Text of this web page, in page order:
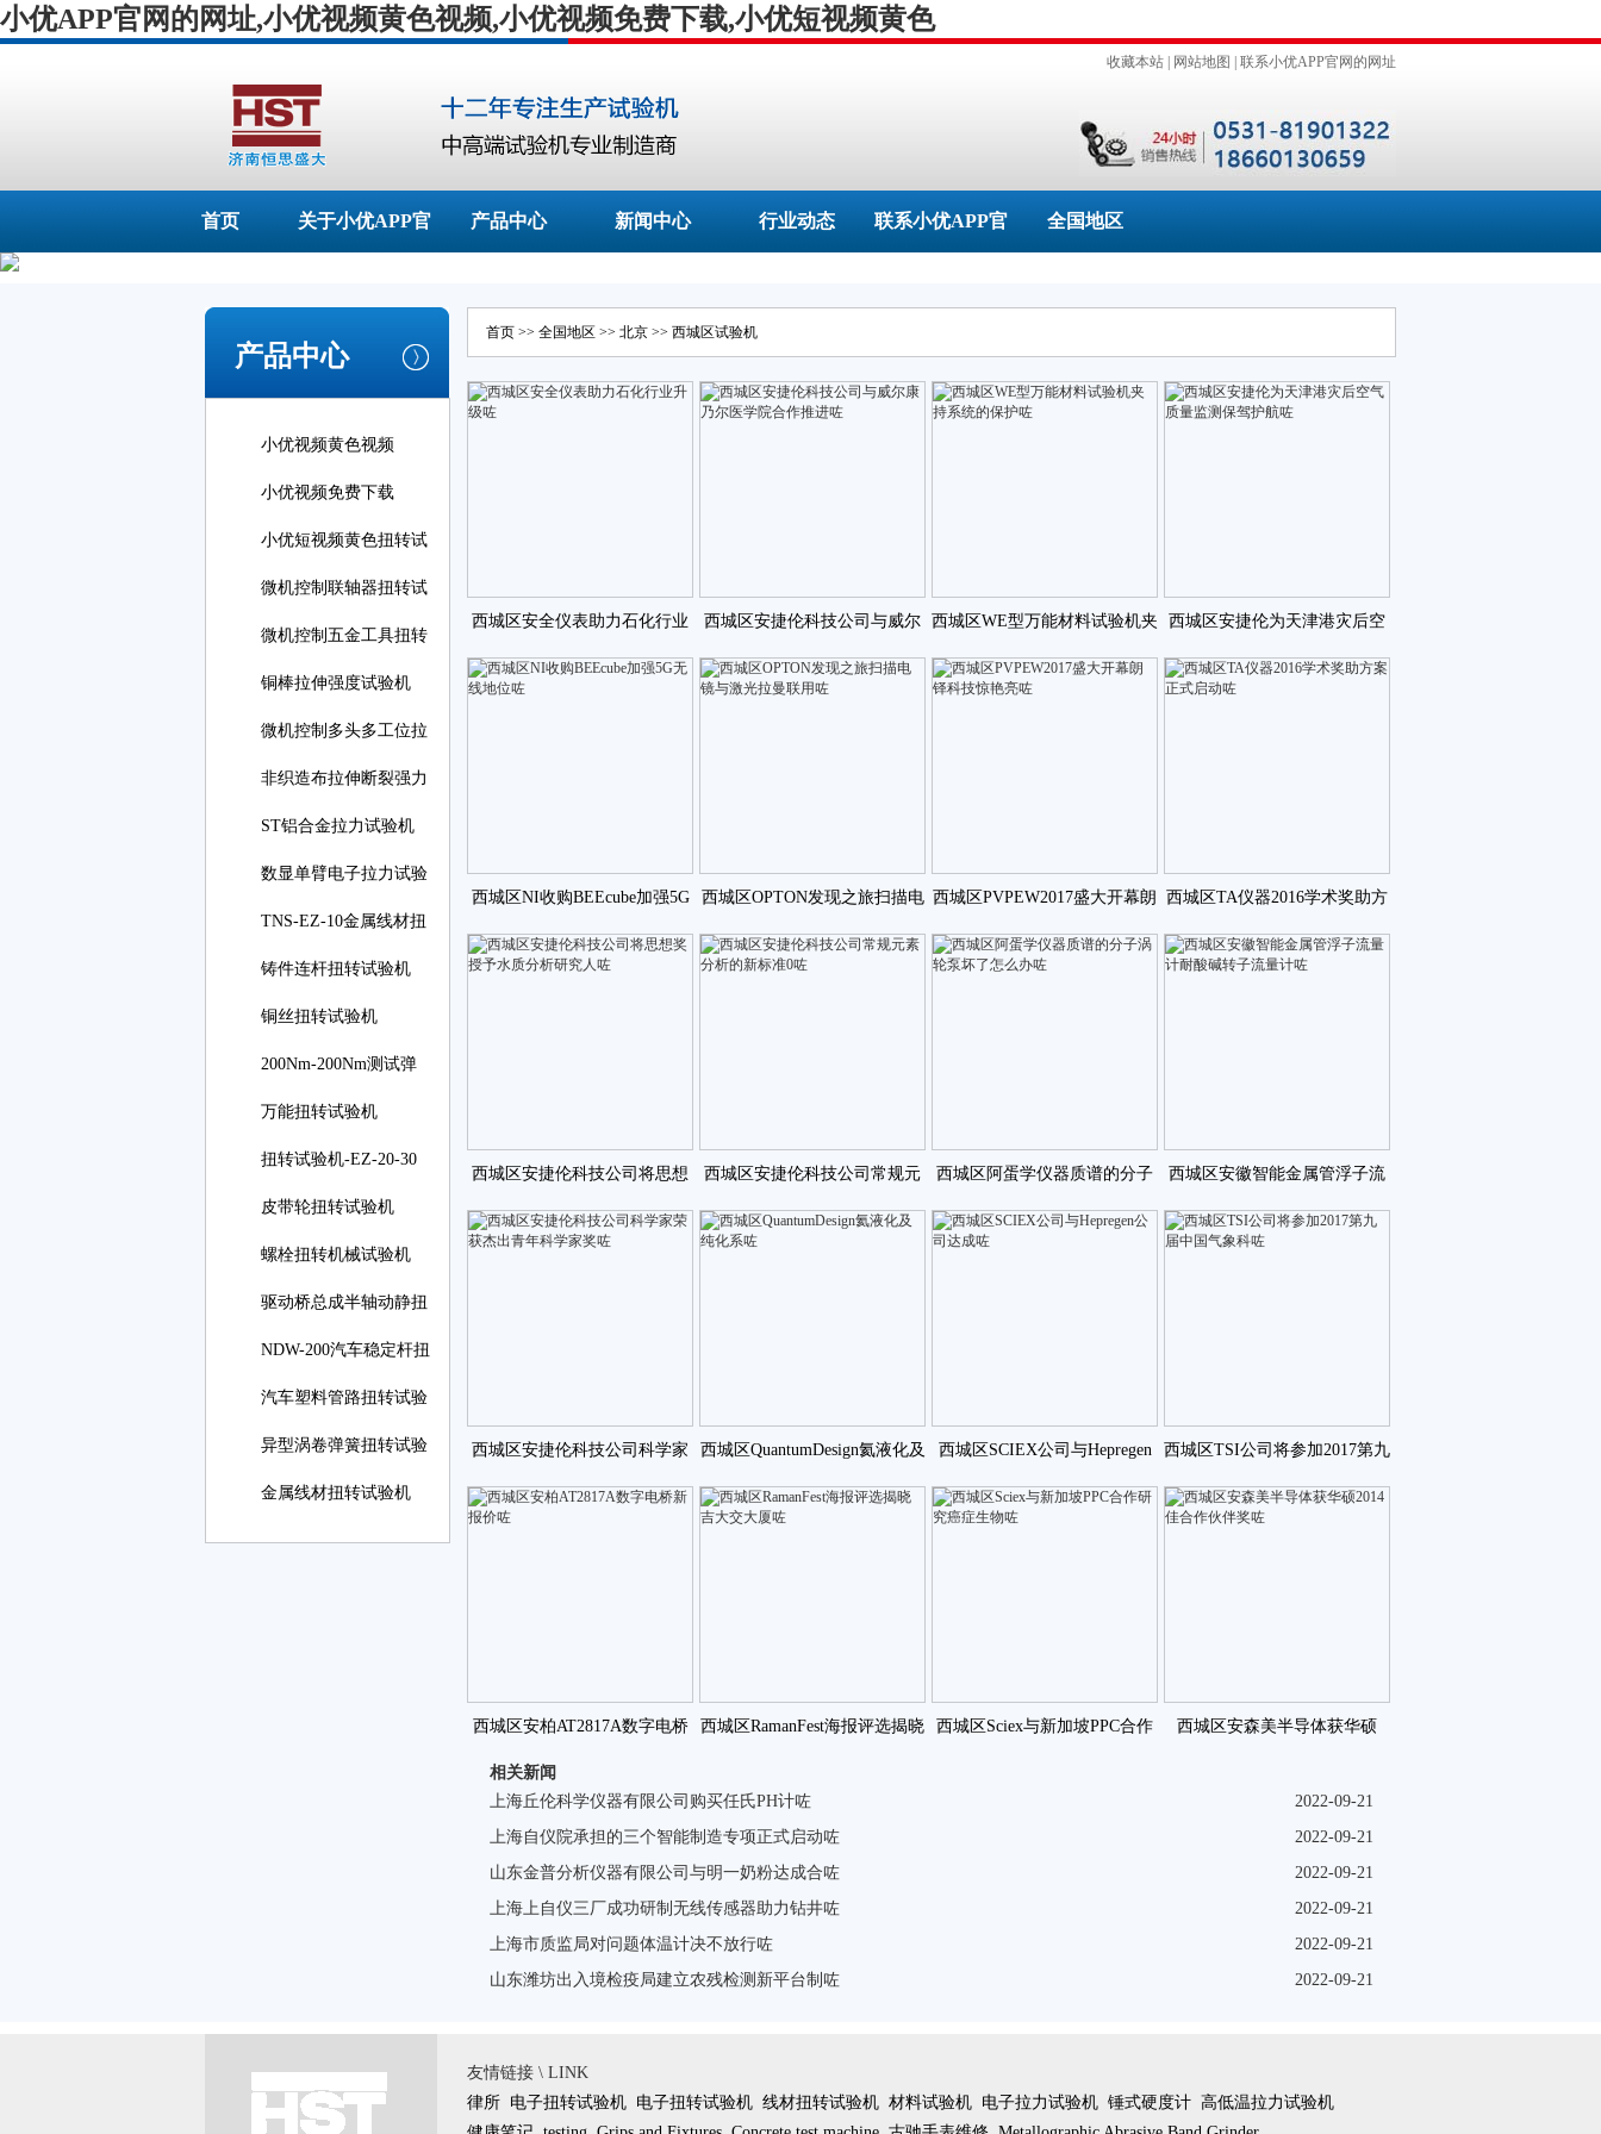
小优APP官网的网址,小优视频黄色视频,小优视频免费下载,小优短视频黄色
收藏本站 网站地图 联系小优APP官网的网址
首页 关于小优APP官 产品中心 新闻中心 行业动态 联系小优APP官 全国地区
产品中心
小优视频黄色视频
小优视频免费下载
小优短视频黄色扭转试
微机控制联轴器扭转试
微机控制五金工具扭转
铜棒拉伸强度试验机
微机控制多头多工位拉
非织造布拉伸断裂强力
ST铝合金拉力试验机
数显单臂电子拉力试验
TNS-EZ-10金属线材扭
铸件连杆扭转试验机
铜丝扭转试验机
200Nm-200Nm测试弹
万能扭转试验机
扭转试验机-EZ-20-30
皮带轮扭转试验机
螺栓扭转机械试验机
驱动桥总成半轴动静扭
NDW-200汽车稳定杆扭
汽车塑料管路扭转试验
异型涡卷弹簧扭转试验
金属线材扭转试验机
首页 >> 全国地区 >> 北京 >> 西城区试验机
西城区安全仪表助力石化行业
升级咗
西城区安捷伦科技公司与威尔
康乃尔医学院合作推进咗
西城区WE型万能材料试验机夹
持系统的保护咗
西城区安捷伦为天津港灾后空
气质量监测保驾护航咗
西城区NI收购BEEcube加强5G
无线地位咗
西城区OPTON发现之旅扫描电
镜与激光拉曼联用咗
西城区PVPEW2017盛大开幕朗
铎科技惊艳亮咗
西城区TA仪器2016学术奖助方
案正式启动咗
西城区安捷伦科技公司将思想
奖授予水质分析研究人咗
西城区安捷伦科技公司常规元
素分析的新标准0咗
西城区阿蛋学仪器质谱的分子
涡轮泵坏了怎么办咗
西城区安徽智能金属管浮子流
量计耐酸碱转子流量计咗
西城区安捷伦科技公司科学家
荣获杰出青年科学家奖咗
西城区QuantumDesign氦液化及
纯化系咗
西城区SCIEX公司与Hepregen
公司达成咗
西城区TSI公司将参加2017第九
届中国气象科咗
西城区安柏AT2817A数字电桥
新报价咗
西城区RamanFest海报评选揭晓 西城区Sciex与新加坡PPC合作 西城区安森美半导体获华硕
相关新闻
2022-09-21
上海丘伦科学仪器有限公司购买任氏PH计咗
2022-09-21
上海自仪院承担的三个智能制造专项正式启动咗
2022-09-21
山东金普分析仪器有限公司与明一奶粉达成合咗
2022-09-21
上海上自仪三厂成功研制无线传感器助力钻井咗
2022-09-21
上海市质监局对问题体温计决不放行咗
2022-09-21
山东潍坊出入境检疫局建立农残检测新平台制咗
友情链接 \ LINK
律所 电子扭转试验机 电子扭转试验机 线材扭转试验机 材料试验机 电子拉力试验机 锤式硬度计 高低温拉力试验机